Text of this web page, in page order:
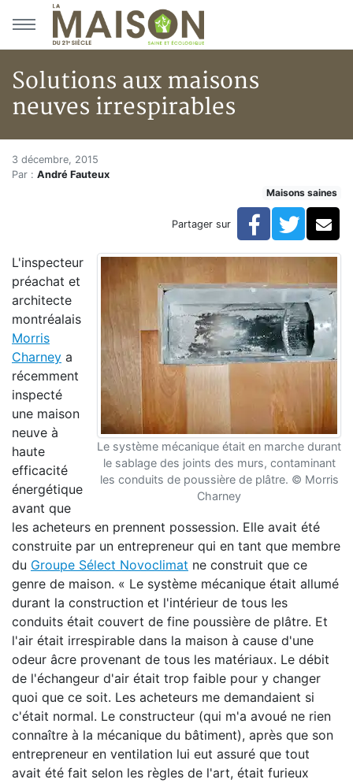
Aller au menu principal
Aller au contenu principal
Solutions aux maisons
neuves irrespirables
Accueil
Articles
Hypersensibilités environnementales
Solutions aux maisons neuves irrespirables
Solutions aux maisons
3 décembre, 2015
Par : André Fauteux
Maisons saines
Partager sur Facebook
Le système mécanique était en marche durant
le sablage des joints des murs, contaminant
les conduits de poussière de plâtre. © Morris
Charney
L'inspecteur
préachat et
architecte
montréalais
Morris
Charney a
récemment
inspecté
une maison
neuve à
haute
efficacité
énergétique
avant que
les acheteurs en prennent possession. Elle avait été
construite par un entrepreneur qui en tant que membre
du Groupe Sélect Novoclimat ne construit que ce
genre de maison. « Le système mécanique était allumé
durant la construction et l'intérieur de tous les
conduits était couvert de fine poussière de plâtre. Et
l'air était irrespirable dans la maison à cause d'une
odeur âcre provenant de tous les matériaux. Le débit
de l'échangeur d'air était trop faible pour y changer
quoi que ce soit. Les acheteurs me demandaient si
c'était normal. Le constructeur (qui m'a avoué ne rien
connaître à la mécanique du bâtiment), après que son
entrepreneur en ventilation lui eut assuré que tout
avait été fait selon les règles de l'art, était furieux